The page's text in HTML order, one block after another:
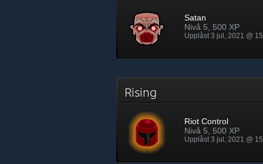
Satan
Nivå 5, 500 XP
Upplåst 3 jul, 2021 @
Rising
Riot Control
Nivå 5, 500 XP
Upplåst 3 jul, 2021 @